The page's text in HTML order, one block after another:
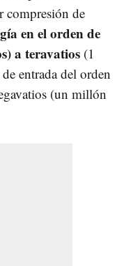
de
en el orden de
a teravatios (1
entrada del orden
(un millón